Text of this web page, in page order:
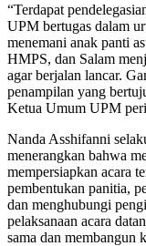
“Terdapat
UPM bertugas dalam
menemani anak panti
HMPS, dan Salam
agar berjalan lancar.
penampilan yang
Ketua Umum UPM
Nanda Asshifanni
menerangkan bahwa
mempersiapkan acara
pembentukan panitia,
dan menghubungi
pelaksanaan acara
sama dan membangun